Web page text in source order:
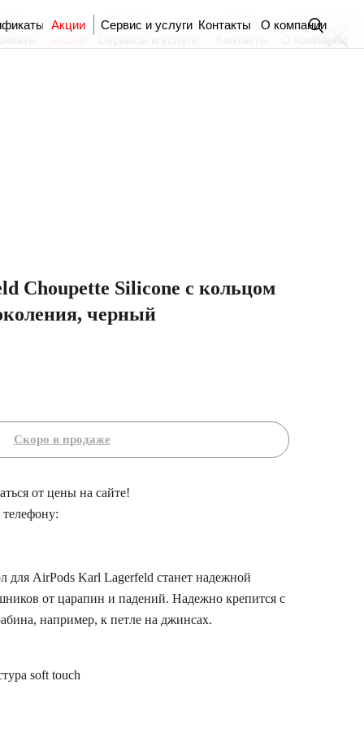
Сервис и услуги Контакты О компании
Акции
Choupette Silicone с кольцом
черный
от цены на сайте!
AirPods Karl Lagerfeld станет надежной
от царапин и падений. Надежно крепится с
например, к петле на джинсах.
soft touch